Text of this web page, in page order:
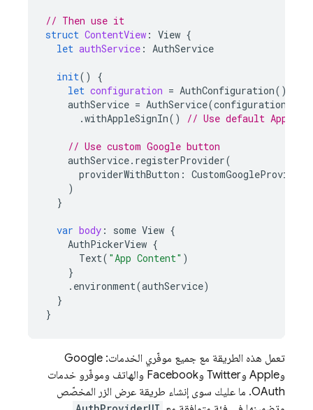
// Then use it
struct ContentView : View {
let authService : AuthService
init()
{
let configuration = AuthConfiguration()
authService = AuthService(configuration
.withAppleSignIn() // Use default Apple
// Use custom Google button
authService. registerProvider(
providerWithButton :
)
}
var body : some View {
AuthPickerView {
Text( "App Content" )
}
. environment(authService)
}
}
تعمل هذه الطريقة مع جميع موفّري الخدمات: Google
وApple وTwitter وFacebook والهاتف وموفّرو خدمات
OAuth. ما عليك سوى إنشاء طريقة عرض الزر المخصّص